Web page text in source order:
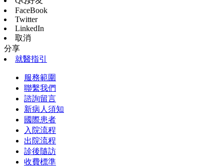
FaceBook
Twitter
LinkedIn
取消
分享
就醫指引
服務範圍
聯繫我們
諮詢留言
新病人須知
國際患者
入院流程
出院流程
診後隨訪
收費標準